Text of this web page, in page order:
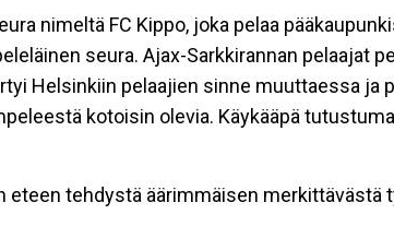
nimeltä FC Kippo, joka pelaa
seura. Ajax-Sarkkirannan pelaajat
Helsinkiin pelaajien sinne muuttaessa ja
kotoisin olevia. Käykääpä
eteen tehdystä äärimmäisen